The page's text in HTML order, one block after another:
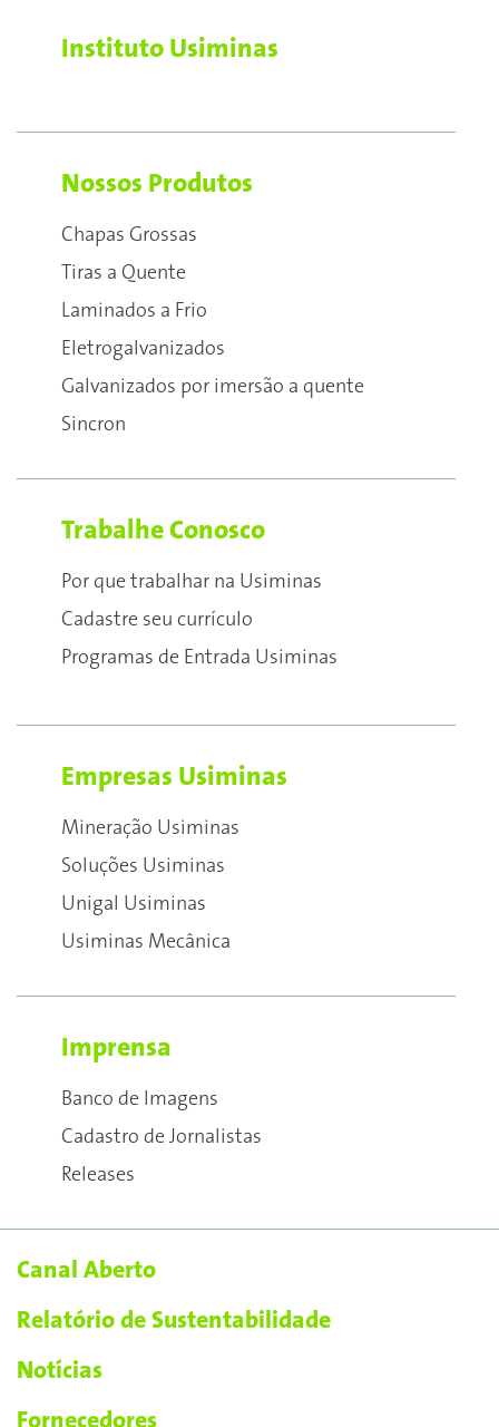
Instituto Usiminas
Nossos Produtos
Chapas Grossas
Tiras a Quente
Laminados a Frio
Eletrogalvanizados
Galvanizados por imersão a quente
Sincron
Trabalhe Conosco
Por que trabalhar na Usiminas
Cadastre seu currículo
Programas de Entrada Usiminas
Empresas Usiminas
Mineração Usiminas
Soluções Usiminas
Unigal Usiminas
Usiminas Mecânica
Imprensa
Banco de Imagens
Cadastro de Jornalistas
Releases
Canal Aberto
Relatório de Sustentabilidade
Notícias
Fornecedores